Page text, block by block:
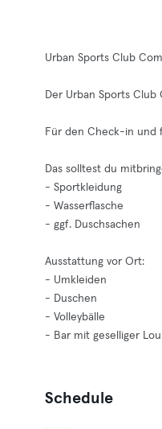
Urban Sports Club
Der Urban Sports
Für den Check-in und
Das solltest du
- Sportkleidung
- Wasserflasche
- ggf. Duschsachen
Ausstattung vor Ort:
- Umkleiden
- Duschen
- Volleybälle
- Bar mit geselliger
Schedule